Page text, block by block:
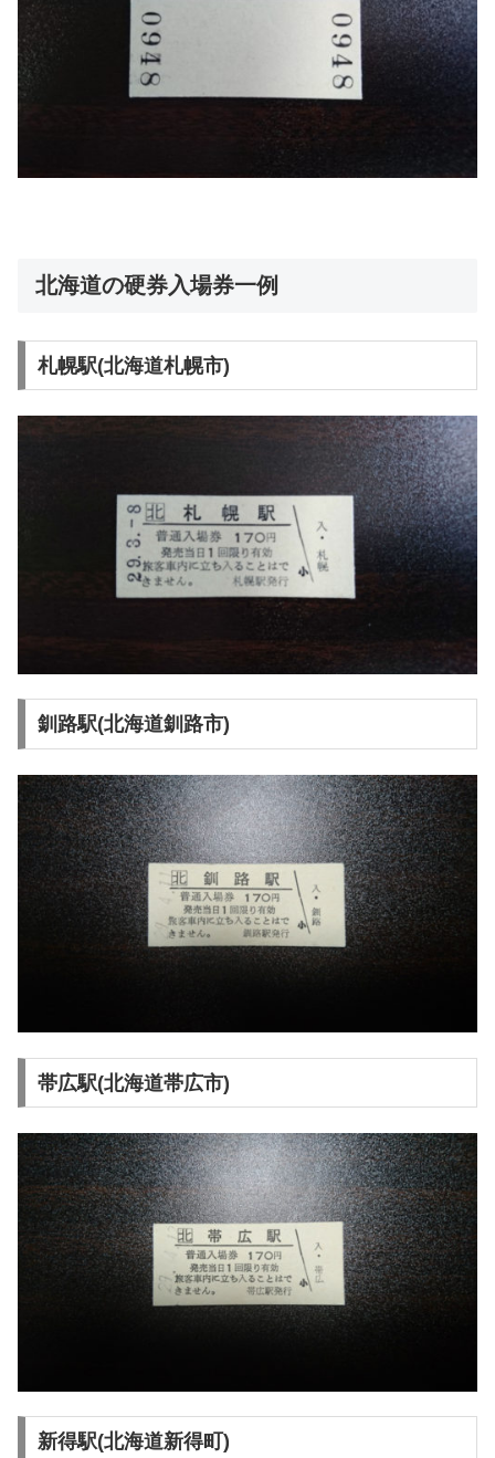
北海道の硬券入場券一例
札幌駅(北海道札幌市)
釧路駅(北海道釧路市)
帯広駅(北海道帯広市)
新得駅(北海道新得町)